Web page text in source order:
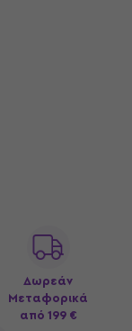
Δωρεάν
Μεταφορικά
από 199 €